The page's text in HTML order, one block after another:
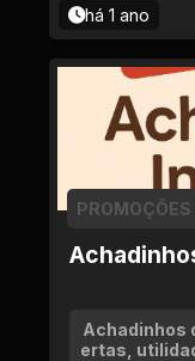
há 1 ano
PROMOÇÕES
Achadinhos
ertas,